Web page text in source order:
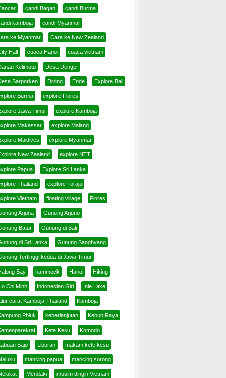
candi Bagan candi Burma
kamboja candi Myanmar
ke Myanmar Cara ke New Zealand
Hall cuaca Hanoi cuaca vietnam
Kelimutu Desa Denger
Sarporken Diving Ende Explore Bali
Burma explore Flores
Jawa Timur explore Kamboja
Makassar explore Malang
Maldives explore Myanmar
New Zealand explore NTT
Papua Explore Sri Lanka
Thailand explore Toraja
Vietnam floating village Flores
Arjuna Gunung Arjuno
Batur Gunung di Bali
di Sri Lanka Gunung Sanghyang
Tertinggi kedua di Jawa Timur
Bay hammock Hanoi Hiking
Chi Minh Indonesian Girl Inle Lake
carat Kamboja-Thailand Kamboja
Phluk keberlanjutan Kebun Raya
Kete Kesu Komodo
Bajo Liburan makam kete kesu
mancing papua mancing sorong
Mendaki musim dingin Vietnam